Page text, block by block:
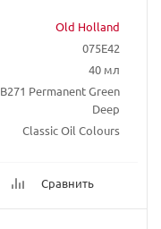
Old Holland
075E42
40 мл
B271 Permanent Green
Deep
Classic Oil Colours
Сравнить